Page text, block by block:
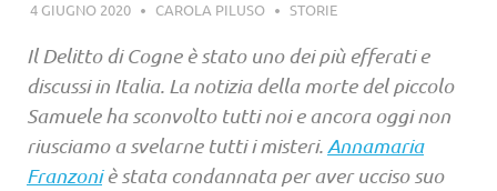
4 GIUGNO 2020 CAROLA PILUSO STORIE
Il Delitto di Cogne è stato uno dei più efferati e
discussi in Italia. La notizia della morte del piccolo
Samuele ha sconvolto tutti noi e ancora oggi non
riusciamo a svelarne tutti i misteri. Annamaria
Franzoniè stata condannata per aver ucciso suo